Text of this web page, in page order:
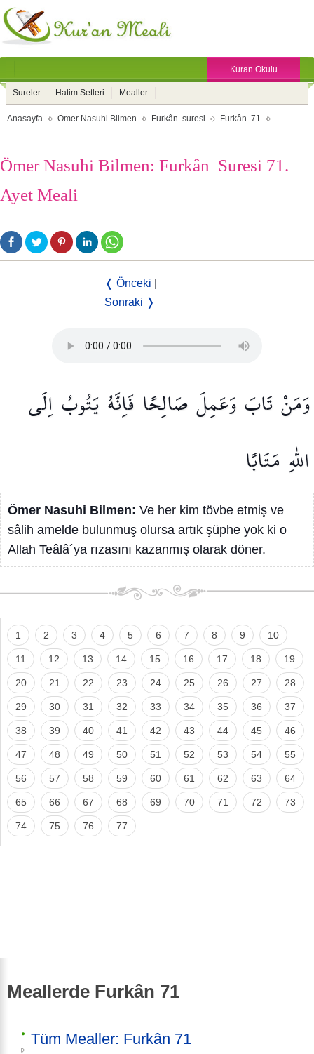
Kuran Okulu
Sureler Hatim Setleri Mealler
Anasayfa Ömer Nasuhi Bilmen Furkân suresi Furkân 71
Ömer Nasuhi Bilmen: Furkân Suresi 71.
Ayet Meali
❬ Önceki
Sonraki ❭
وَمَنْتَابَوَعَمِلَصَالِحًا فَاِنَّهُ يَتُوبُاِلَى
اللّٰهِ مَتَابًا
Ömer Nasuhi Bilmen: Ve her kim tövbe etmiş ve
sâlih amelde bulunmuş olursa artık şüphe yok ki o
Allah Teâlâ´ya rızasını kazanmış olarak döner.
1 2 3 4 5 6 7 8 9 10
11 12 13 14 15 16 17 18 19
20 21 22 23 24 25 26 27 28
29 30 31 32 33 34 35 36 37
38 39 40 41 42 43 44 45 46
47 48 49 50 51 52 53 54 55
56 57 58 59 60 61 62 63 64
65 66 67 68 69 70 71 72 73
74 75 76 77
Meallerde Furkân 71
Tüm Mealler: Furkân 71